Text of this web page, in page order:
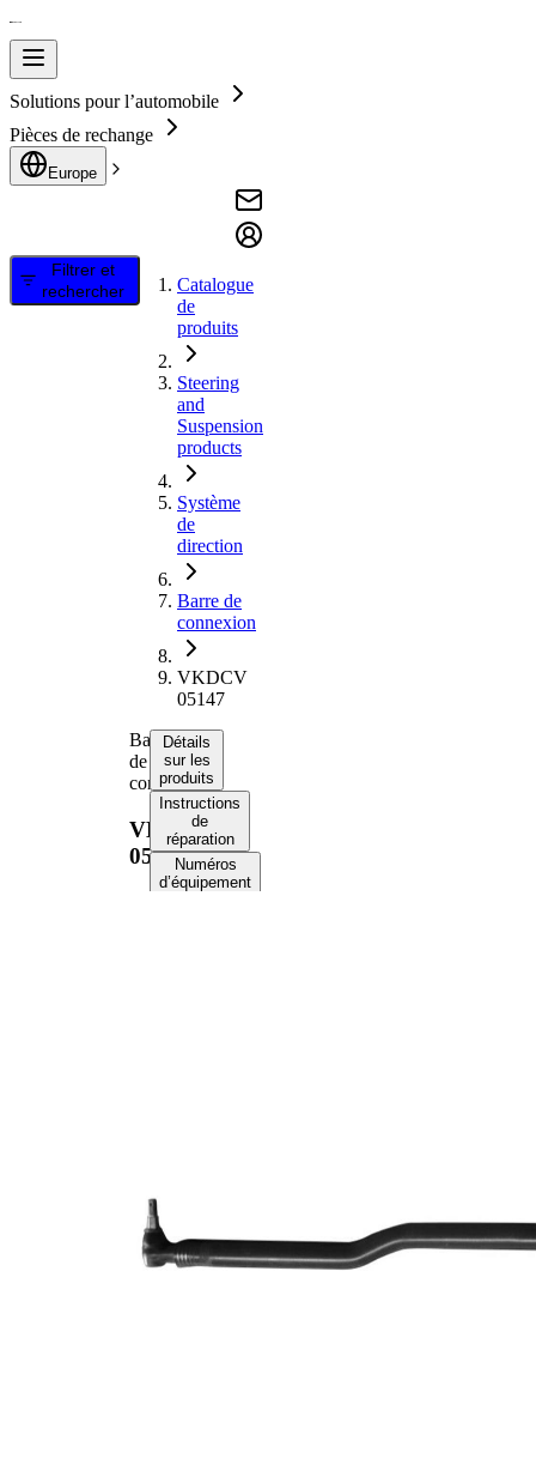
Solutions pour l’automobile
Pièces de rechange
Europe
Filtrer et
rechercher
Catalogue
de
produits
Steering
and
Suspension
products
Système
de
direction
Barre de
connexion
VKDCV
05147
Barre
de
connexion
VKDCV
05147
Détails
sur les
produits
Instructions
de
réparation
Numéros
d’équipement
du cône 1
Dimension
du cône 2
mm